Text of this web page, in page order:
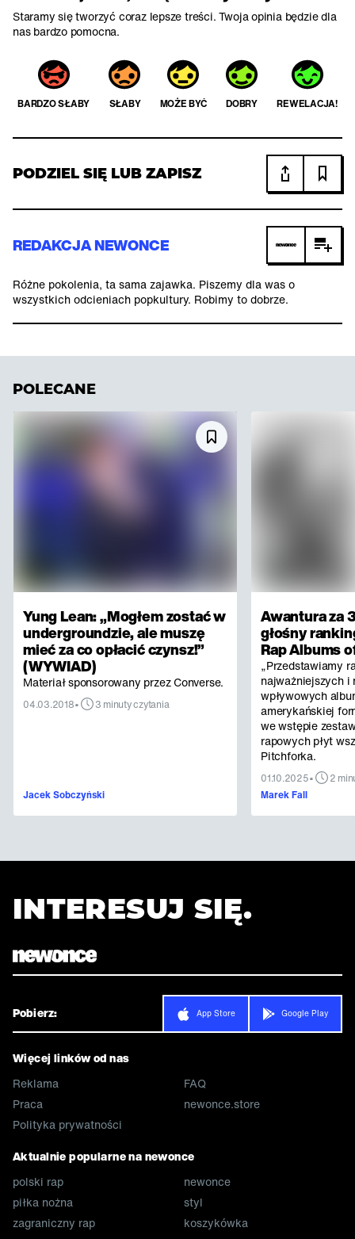
Staramy się tworzyć coraz lepsze treści. Twoja opinia będzie dla
nas bardzo pomocna.
BARDZO SŁABY SŁABY MOŻE BYĆ DOBRY REWELACJA!
PODZIEL SIĘ LUB ZAPISZ
REDAKCJA NEWONCE
Różne pokolenia, ta sama zajawka. Piszemy dla was o
wszystkich odcieniach popkultury. Robimy to dobrze.
POLECANE
Yung Lean: „Mogłem zostać w
undergroundzie, ale muszę
mieć za co opłacić czynsz!”
(WYWIAD)
Materiał sponsorowany przez Converse.
04.03.2018• 3 minuty czytania
Jacek Sobczyński
Awantura za
głośny
Rap Albums
„Przedstawiamy
najważniejszych i
wpływowych
amerykańskiej
we wstępie
rapowych płyt
Pitchforka.
01.10.2025•
2
Marek Fall
INTERESUJ SIĘ.
Pobierz: App Store Google Play
Więcej linków od nas
Reklama
Praca
Polityka prywatności
FAQ
newonce.store
Aktualnie popularne na newonce
polski rap
piłka nożna
zagraniczny rap
newonce
styl
koszykówka